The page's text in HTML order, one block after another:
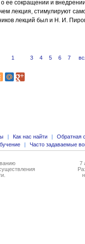
ее сокращении и
лекция, стимулируют
лекций был и Н. И.
1 3 4 5 6 7
| Как нас найти |
Обратная
| Часто задаваемые
7